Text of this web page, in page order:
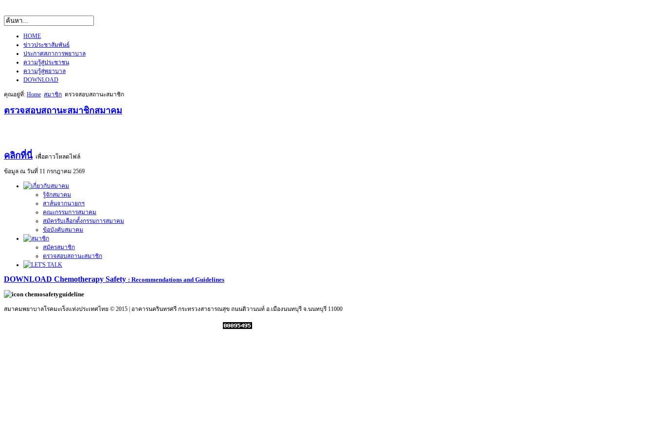
HOME
ข่าวประชาสัมพันธ์
ประกาศสภาการพยาบาล
ความรู้สู่ประชาชน
ความรู้สู่พยาบาล
DOWNLOAD
คุณอยู่ที่: Home สมาชิก ตรวจสอบสถานะสมาชิก
ตรวจสอบสถานะสมาชิกสมาคม
คลิกที่นี่ เพื่อดาวโหลดไฟล์
ข้อมูล ณ วันที่ 11 กรกฎาคม 2569
รู้จักสมาคม
สาส์นจากนายกฯ
คณะกรรมการสมาคม
สมัครรับเลือกตั้งกรรมการสมาคม
ข้อบังคับสมาคม
สมัครสมาชิก
ตรวจสอบสถานะสมาชิก
DOWNLOAD Chemotherapy Safety : Recommendations and Guidelines
สมาคมพยาบาลโรคมะเร็งแห่งประเทศไทย © 2015 | อาคารนครินทรศรี กระทรวงสาธารณสุข ถนนติวานนท์ อ.เมืองนนทบุรี จ.นนทบุรี 11000